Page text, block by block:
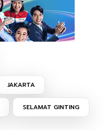
JAKARTA
SELAMAT GINTING